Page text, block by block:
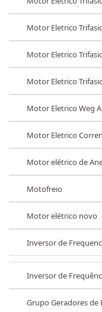
Motor Eletrico
Motor Eletrico
Motor Eletrico
Motor Eletrico Weg
Motor Eletrico
Motor elétrico de
Motofreio
Motor elétrico novo
Inversor de
Inversor de
Grupo Geradores de